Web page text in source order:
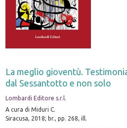
La meglio gioventù.
dal Sessantotto e non solo
Lombardi Editore s.r.l.
A cura di Miduri C.
Siracusa, 2018; br., pp. 268, ill.